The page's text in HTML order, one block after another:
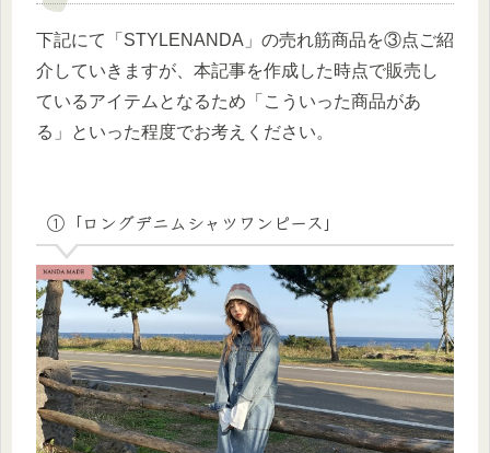
下記にて「STYLENANDA」の売れ筋商品を③点ご紹
介していきますが、本記事を作成した時点で販売し
ているアイテムとなるため「こういった商品があ
る」といった程度でお考えください。
①「ロングデニムシャツワンピース」